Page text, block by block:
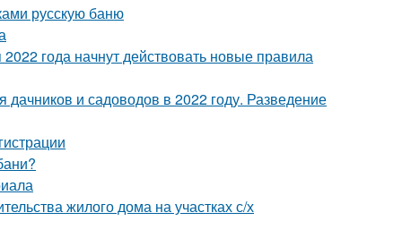
русскую баню
года начнут действовать новые правила
и садоводов в 2022 году. Разведение
жилого дома на участках с/х